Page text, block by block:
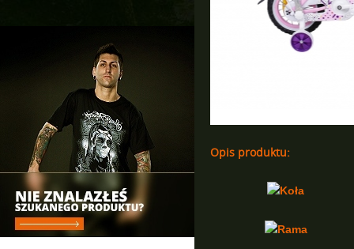
Opis produktu:
Koła
Rama